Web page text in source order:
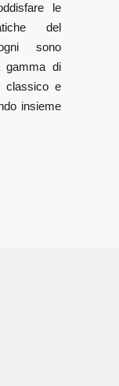
le
del
sono
gamma di
classico e
insieme